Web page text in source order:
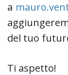
a
del tuo
Ti aspetto!